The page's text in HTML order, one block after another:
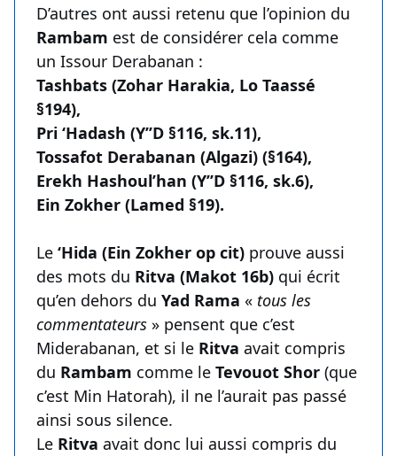
D’autres ont aussi retenu que l’opinion du
Rambam est de considérer cela comme
un Issour Derabanan :
Tashbats (Zohar Harakia, Lo Taassé
§194),
Pri ‘Hadash (Y’’D §116, sk.11),
Tossafot Derabanan (Algazi) (§164),
Erekh Hashoul’han (Y’’D §116, sk.6),
Ein Zokher (Lamed §19).
Le ‘Hida (Ein Zokher op cit) prouve aussi
des mots du Ritva (Makot 16b) qui écrit
qu’en dehors du Yad Rama « tous les
commentateurs » pensent que c’est
Miderabanan, et si le Ritva avait compris
du Rambam comme le Tevouot Shor (que
c’est Min Hatorah), il ne l’aurait pas passé
ainsi sous silence.
Le Ritva avait donc lui aussi compris du